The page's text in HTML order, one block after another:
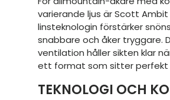
varierande ljus är Scott
linsteknologin förstärker
snabbare och åker tryggare.
ventilation håller sikten klar
ett format som sitter perfekt
TEKNOLOGI OCH